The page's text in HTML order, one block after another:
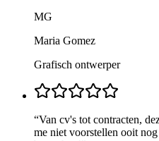
MG
Maria Gomez
Grafisch ontwerper
“Van cv's tot contracten,
me niet voorstellen ooit